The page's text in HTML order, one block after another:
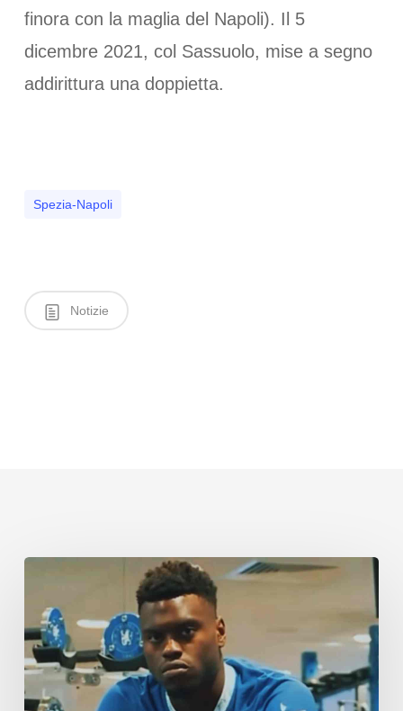
finora con la maglia del Napoli). Il 5
dicembre 2021, col Sassuolo, mise a segno
addirittura una doppietta.
Spezia-Napoli
Notizie